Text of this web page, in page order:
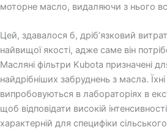
моторне масло, видаляючи з нього
Цей, здавалося б, дріб’язковий
найвищої якості, адже саме він
Масляні фільтри Kubota призначені
найдрібніших забруднень з масла. Їхні
випробовуються в лабораторіях в
щоб відповідати високій
характерній для специфіки